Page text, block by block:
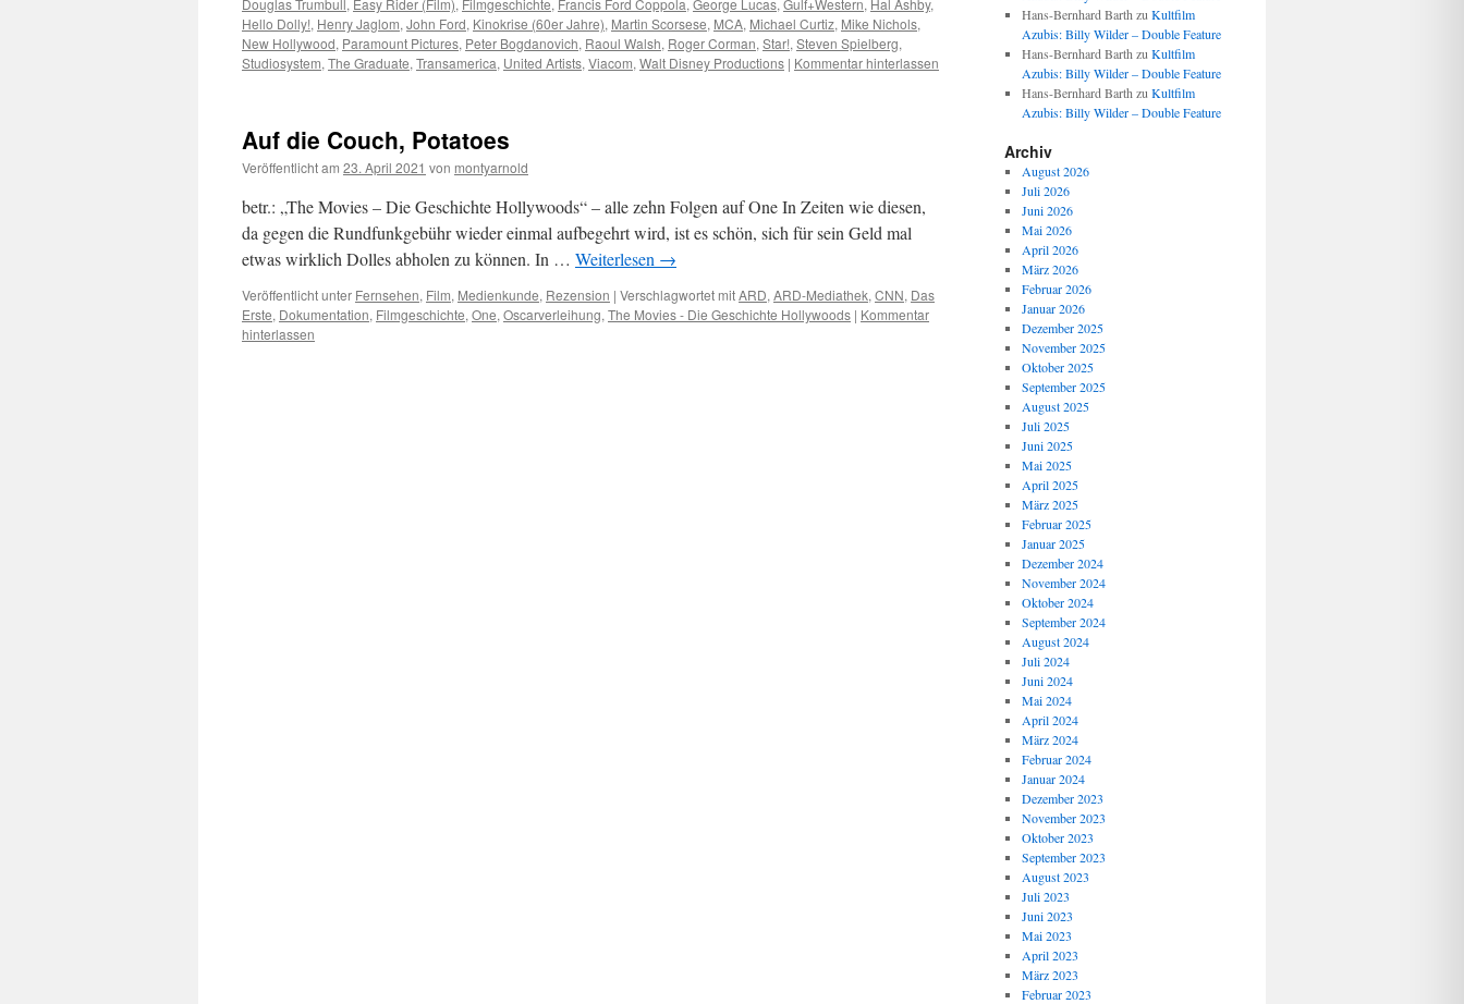
Douglas Trumbull, Easy Rider (Film), Filmgeschichte, Francis Ford Coppola, George Lucas, Gulf+Western, Hal Ashby,
Hello Dolly!, Henry Jaglom, John Ford, Kinokrise (60er Jahre), Martin Scorsese, MCA, Michael Curtiz, Mike Nichols,
New Hollywood, Paramount Pictures, Peter Bogdanovich, Raoul Walsh, Roger Corman, Star!, Steven Spielberg,
Studiosystem, The Graduate, Transamerica, United Artists, Viacom, Walt Disney Productions | Kommentar hinterlassen
Auf die Couch, Potatoes
Veröffentlicht am 23. April 2021 von montyarnold
betr.: „The Movies – Die Geschichte Hollywoods“ – alle zehn Folgen auf One In Zeiten wie diesen,
da gegen die Rundfunkgebühr wieder einmal aufbegehrt wird, ist es schön, sich für sein Geld mal
etwas wirklich Dolles abholen zu können. In … Weiterlesen →
Veröffentlicht unter Fernsehen, Film, Medienkunde, Rezension | Verschlagwortet mitARD, ARD-Mediathek, CNN, Das
Erste, Dokumentation, Filmgeschichte, One, Oscarverleihung, The Movies - Die Geschichte Hollywoods | Kommentar
hinterlassen
Hans-Bernhard Barth zu Kultfilm
Azubis: Billy Wilder – Double Feature
Hans-Bernhard Barth zu Kultfilm
Azubis: Billy Wilder – Double Feature
Hans-Bernhard Barth zu Kultfilm
Azubis: Billy Wilder – Double Feature
Archiv
August 2026
Juli 2026
Juni 2026
Mai 2026
April 2026
März 2026
Februar 2026
Januar 2026
Dezember 2025
November 2025
Oktober 2025
September 2025
August 2025
Juli 2025
Juni 2025
Mai 2025
April 2025
März 2025
Februar 2025
Januar 2025
Dezember 2024
November 2024
Oktober 2024
September 2024
August 2024
Juli 2024
Juni 2024
Mai 2024
April 2024
März 2024
Februar 2024
Januar 2024
Dezember 2023
November 2023
Oktober 2023
September 2023
August 2023
Juli 2023
Juni 2023
Mai 2023
April 2023
März 2023
Februar 2023